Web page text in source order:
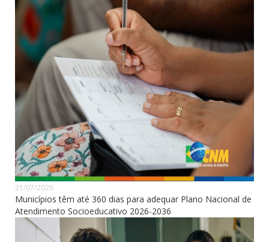
21/07/2026
Municípios têm até 360 dias para adequar Plano Nacional de
Atendimento Socioeducativo 2026-2036